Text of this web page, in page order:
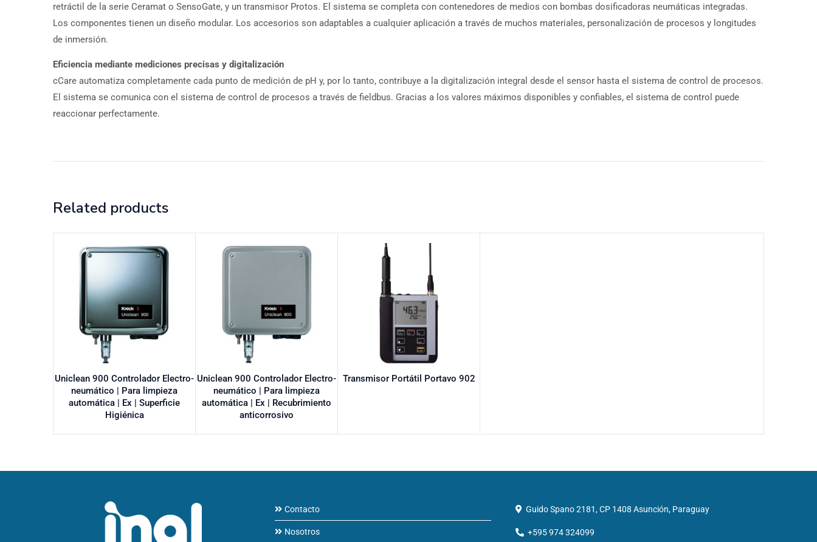
retráctil de la serie Ceramat o SensoGate, y un transmisor Protos. El sistema se completa con contenedores de medios con bombas dosificadoras neumáticas integradas.
Los componentes tienen un diseño modular. Los accesorios son adaptables a cualquier aplicación a través de muchos materiales, personalización de procesos y longitudes
de inmersión.
Eficiencia mediante mediciones precisas y digitalización
cCare automatiza completamente cada punto de medición de pH y, por lo tanto, contribuye a la digitalización integral desde el sensor hasta el sistema de control de procesos.
El sistema se comunica con el sistema de control de procesos a través de fieldbus. Gracias a los valores máximos disponibles y confiables, el sistema de control puede
reaccionar perfectamente.
Related products
Uniclean 900 Controlador Electro-
neumático | Para limpieza
automática | Ex | Superficie
Higiénica
Uniclean 900 Controlador Electro-
neumático | Para limpieza
automática | Ex | Recubrimiento
anticorrosivo
Transmisor Portátil Portavo 902
Contacto
Nosotros
Guido Spano 2181, CP 1408 Asunción, Paraguay
+595 974 324099